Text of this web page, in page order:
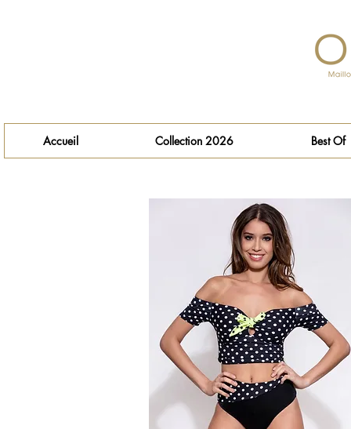
Accueil Collection 2026 Best Of